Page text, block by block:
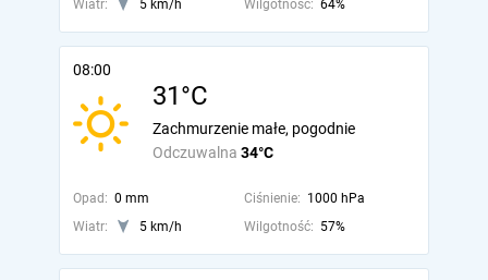
Wiatr: 5 km/h Wilgotność: 64%
08:00
31°C
Odczuwalna 34°C
Zachmurzenie małe, pogodnie
Opad: 0 mm Ciśnienie: 1000 hPa
Wiatr:
5 km/h Wilgotność: 57%